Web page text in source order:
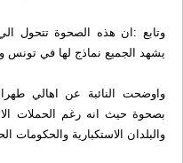
وتابع :ان هذه الصحوة تتحول
يشهد الجميع نماذج لها في تونس
واوضحت النائبة عن اهالي
بصحوة حيث انه رغم الحملات
والبلدان الاستكبارية والحكومات